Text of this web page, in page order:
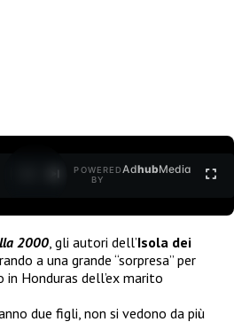
POWERED
BY
AdhubMedia
2000 , gli autori dell’Isola dei
a una grande “sorpresa” per
in Honduras dell’ex marito
due figli, non si vedono da più